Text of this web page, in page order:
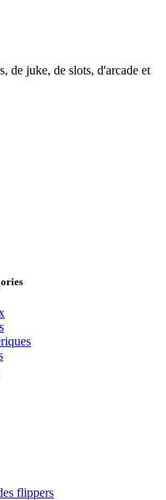
de juke, de slots, d'arcade et
flippers